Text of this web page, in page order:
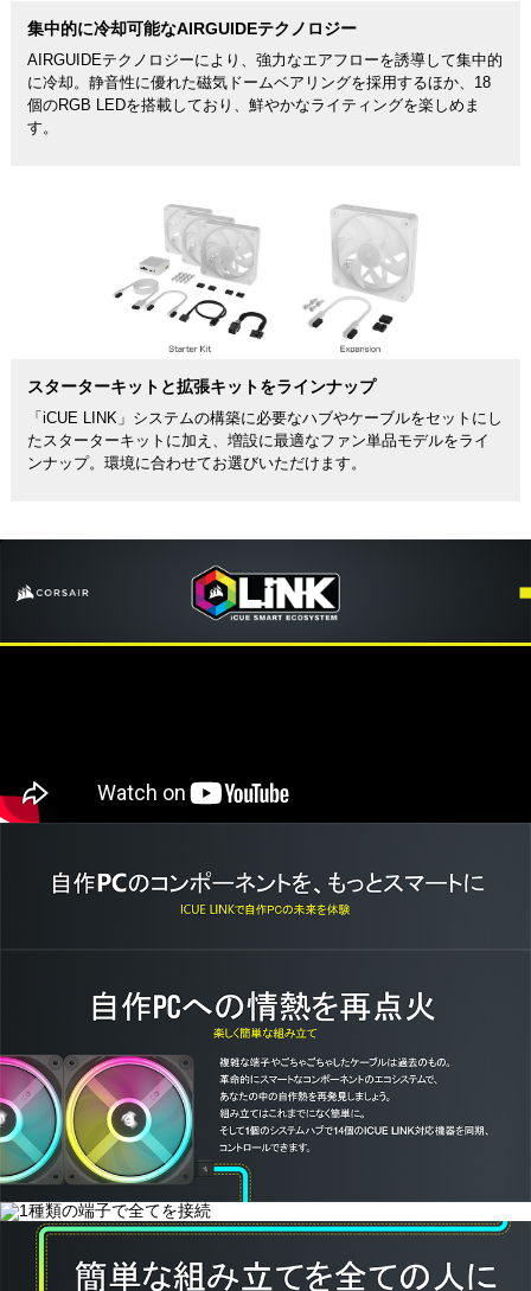
集中的に冷却可能なAIRGUIDEテクノロジー
AIRGUIDEテクノロジーにより、強力なエアフローを誘導して集中的
に冷却。静音性に優れた磁気ドームベアリングを採用するほか、18
個のRGB LEDを搭載しており、鮮やかなライティングを楽しめま
す。
スターターキットと拡張キットをラインナップ
「iCUE LINK」システムの構築に必要なハブやケーブルをセットにし
たスターターキットに加え、増設に最適なファン単品モデルをライ
ンナップ。環境に合わせてお選びいただけます。